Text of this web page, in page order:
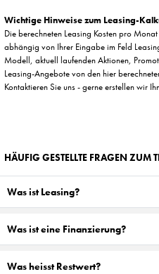
Wichtige Hinweise zum Leasing-
Die berechneten Leasing Kosten pro
abhängig von Ihrer Eingabe im Feld
Modell, aktuell laufenden Aktionen,
Leasing-Angebote von den hier
Kontaktieren Sie uns - gerne erstellen wir
HÄUFIG GESTELLTE FRAGEN ZUM
Was ist Leasing?
Was ist eine Finanzierung?
Was heisst Restwert?